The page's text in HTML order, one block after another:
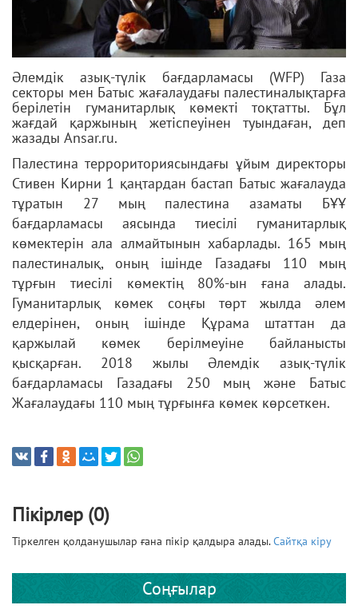
Әлемдік азық-түлік бағдарламасы (WFP) Газа
секторы мен Батыс жағалаудағы палестиналықтарға
берілетін гуманитарлық көмекті тоқтатты. Бұл
жағдай қаржының жетіспеуінен туындаған, деп
жазады Ansar.ru.
Палестина террориториясындағы ұйым директоры
Стивен Кирни 1 қаңтардан бастап Батыс жағалауда
тұратын 27 мың палестина азаматы БҰҰ
бағдарламасы аясында тиесілі гуманитарлық
көмектерін ала алмайтынын хабарлады. 165 мың
палестиналық, оның ішінде Газадағы 110 мың
тұрғын тиесілі көмектің 80%-ын ғана алады.
Гуманитарлық көмек соңғы төрт жылда әлем
елдерінен, оның ішінде Құрама штаттан да
қаржылай көмек берілмеуіне байланысты
қысқарған. 2018 жылы Әлемдік азық-түлік
бағдарламасы Газадағы 250 мың және Батыс
Жағалаудағы 110 мың тұрғынға көмек көрсеткен.
Пікірлер (0)
Тіркелген қолданушылар ғана пікір қалдыра алады.Сайтқа кіру
Соңғылар